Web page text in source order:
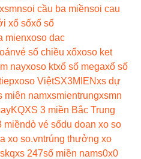
soi cầu ba miềnsoi cau
xổ sốxổ số
mienxoso dac
vé số chiều xổxoso ket
nayxoso ktxổ số megaxổ số
xoso ViệtSX3MIENxs dự
miên namxsmientrungxsmn
KQXS 3 miền Bắc Trung
miềndò vé sốdu doan xo so
xo so.vntrúng thưởng xo
kqxs 247số miền nams0x0